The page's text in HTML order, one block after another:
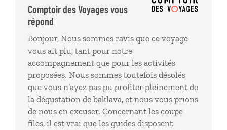
remarqué qu'à ma question sur la nécessité ou non
d'acheter des billets coupe file, il aurait tellement
plus simple de me dire que le guide avait des accès
prioritaires.
Comptoir des Voyages vous
répond
Bonjour, Nous sommes ravis que ce voyage
vous ait plu, tant pour notre
accompagnement que pour les activités
proposées. Nous sommes toutefois désolés
que vous n’ayez pas pu profiter pleinement de
la dégustation de baklava, et nous vous prions
de nous en excuser. Concernant les coupe-
files, il est vrai que les guides disposent